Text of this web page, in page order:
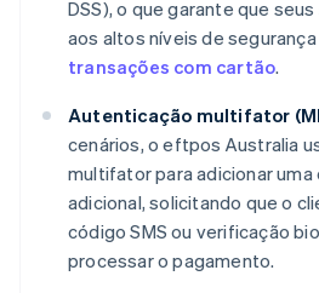
DSS), o que garante que
aos altos níveis de
transações com cartão.
Autenticação multifator
cenários, o eftpos Australia
multifator para adicionar uma
adicional, solicitando que o
código SMS ou verificação
processar o pagamento.